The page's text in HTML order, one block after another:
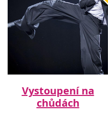
Vystoupení na
chůdách